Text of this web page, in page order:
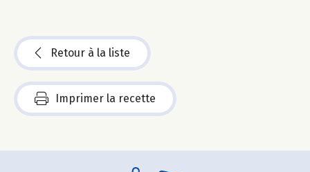
Retour à la liste
Imprimer la recette